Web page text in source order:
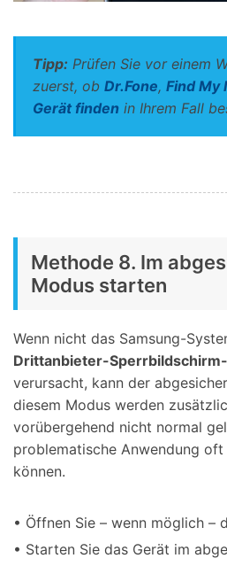
Tipp: Prüfen Sie vor einem
zuerst, obDr.Fone,Find My
Gerät finden in Ihrem Fall
Methode 8. Im
Modus starten
Wenn nicht das Samsung-
Drittanbieter-
verursacht, kann der
diesem Modus werden
vorübergehend nicht normal
problematische Anwendung
können.
• Öffnen Sie – wenn möglich –
• Starten Sie das Gerät im